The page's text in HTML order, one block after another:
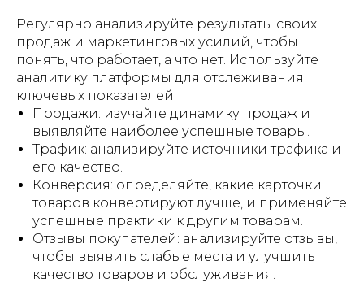
Регулярно анализируйте результаты своих
продаж и маркетинговых усилий, чтобы
понять, что работает, а что нет. Используйте
аналитику платформы для отслеживания
ключевых показателей:
Продажи: изучайте динамику продаж и
выявляйте наиболее успешные товары.
Трафик: анализируйте источники трафика и
его качество.
Конверсия: определяйте, какие карточки
товаров конвертируют лучше, и применяйте
успешные практики к другим товарам.
Отзывы покупателей: анализируйте отзывы,
чтобы выявить слабые места и улучшить
качество товаров и обслуживания.